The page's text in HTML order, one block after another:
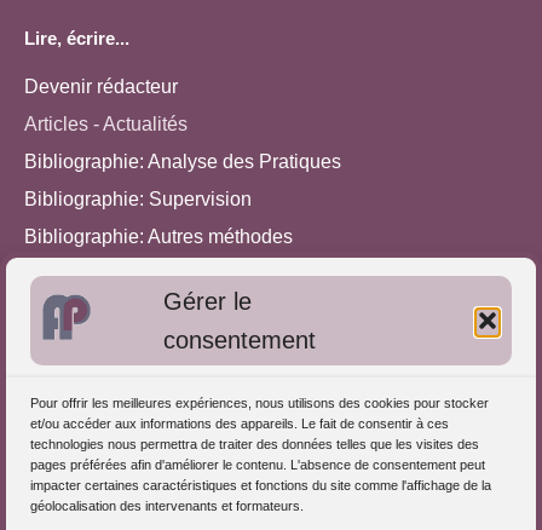
Gérer le
consentement
Pour offrir les meilleures expériences, nous utilisons des cookies pour stocker
et/ou accéder aux informations des appareils. Le fait de consentir à ces
technologies nous permettra de traiter des données telles que les visites des
pages préférées afin d'améliorer le contenu. L'absence de consentement peut
impacter certaines caractéristiques et fonctions du site comme l'affichage de la
géolocalisation des intervenants et formateurs.
Lire, écrire...
Devenir rédacteur
Articles - Actualités
Bibliographie: Analyse des Pratiques
Bibliographie: Supervision
Bibliographie: Autres méthodes
Approches de l'Analyse des pratiques
Autres informations
S'inscrire dans l'Annuaire
Publiez vos formations
Charte déontologique
Références d'intervention